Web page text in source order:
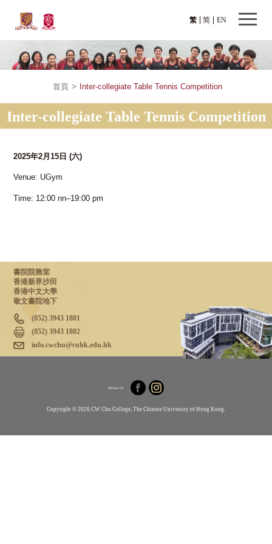
繁 EN
简
首頁 > Inter-collegiate Table Tennis Competition
Inter-collegiate Table Tennis Competition
2025年2月15日(六)
Venue: UGym
Time: 12:00 nn–19:00 pm
書院院務室
香港新界沙田
香港中文大學
敬文書院地下
(852) 3943 1801
(852) 3943 1802
info.cwchu@cuhk.edu.hk
Follow Us
Copyright © 2026 CW Chu College, The Chinese University of Hong Kong.